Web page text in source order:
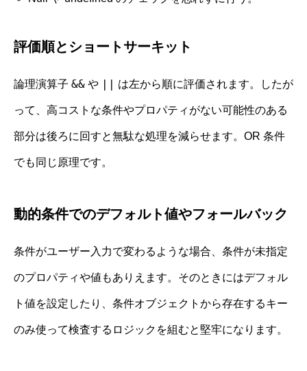
評価順とショートサーキット
論理演算子 && や は左から順に評価されます。したが
って、高コストな条件やプロパティがない可能性のある
部分は後ろに回すと無駄な処理を減らせます。OR 条件
でも同じ原理です。
動的条件でのデフォルト値やフォールバック
条件がユーザー入力で変わるような場合、条件が未指定
のプロパティや値もありえます。そのときにはデフォル
ト値を設定したり、条件オブジェクトから存在するキー
のみ使って検査するロジックを組むと堅牢になります。